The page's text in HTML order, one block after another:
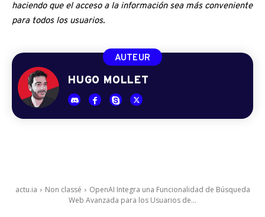
haciendo que el acceso a la información sea más conveniente
para todos los usuarios.
AUTEUR
HUGO MOLLET
actu.ia Non classé
OpenAI Integra una Funcionalidad de Búsqueda
Web Avanzada para los Usuarios de...